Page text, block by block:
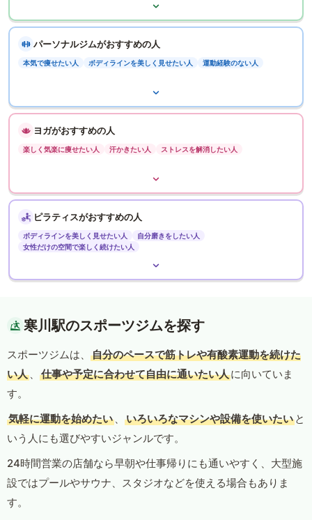
パーソナルジムがおすすめの人
本気で痩せたい人 ボディラインを美しく見せたい人 運動経験のない人
ヨガがおすすめの人
楽しく気楽に痩せたい人 汗かきたい人 ストレスを解消したい人
ピラティスがおすすめの人
ボディラインを美しく見せたい人
自分磨きをしたい人
女性だけの空間で楽しく続けたい人
寒川駅のスポーツジムを探す
スポーツジムは、
自分のペースで筋トレや有酸素運動を続けた
い人 、 仕事や予定に合わせて自由に通いたい人に向いていま
す。
気軽に運動を始めたい 、 いろいろなマシンや設備を使いたい と
いう人にも選びやすいジャンルです。
24時間営業の店舗なら早朝や仕事帰りにも通いやすく、大型施
設ではプールやサウナ、スタジオなどを使える場合もありま
す。